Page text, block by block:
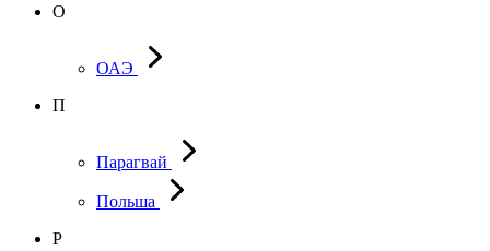
О
ОАЭ
П
Парагвай
Польша
Р